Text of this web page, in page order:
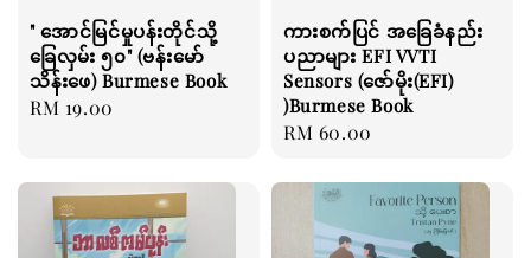
" အောင်မြင်မှုပန်းတိုင်သို့
ခြေလှမ်း ၅၀" (ဗန်းမော်
သိန်းဖေ) Burmese Book
Regular
RM 19.00
ကားစက်ပြင် အခြေခံနည်း
ပညာများ EFI VVTI
Sensors (ဇော်မိုး(EFI)
)Burmese Book
Regular
RM 60.00